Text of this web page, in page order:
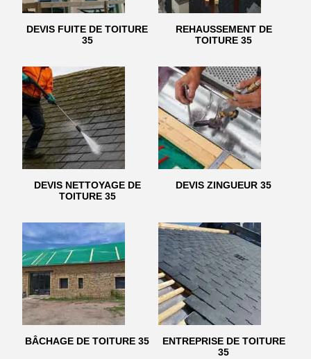
DEVIS FUITE DE TOITURE
35
REHAUSSEMENT DE
TOITURE 35
DEVIS NETTOYAGE DE
TOITURE 35
DEVIS ZINGUEUR 35
BÂCHAGE DE TOITURE 35
ENTREPRISE DE TOITURE
35